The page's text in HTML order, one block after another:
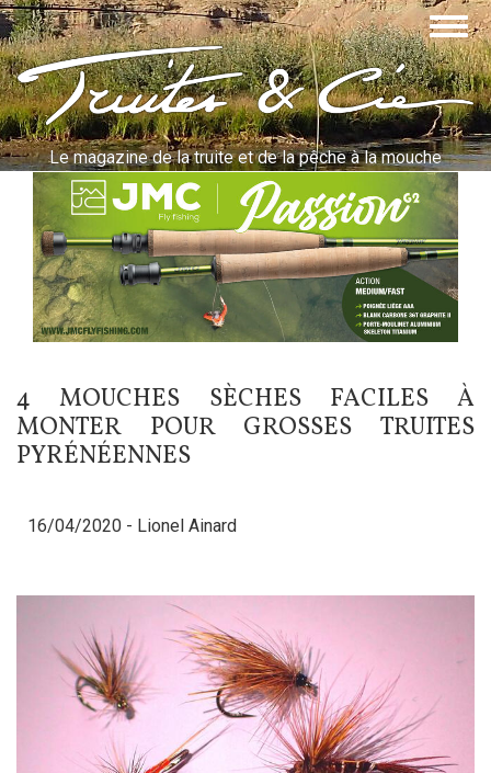
Aller
au
contenu
principalTruites & Cie
Le magazine de la truite et de la pêche à la mouche
4 MOUCHES SÈCHES FACILES À
MONTER POUR GROSSES TRUITES
PYRÉNÉENNES
16/04/2020 - Lionel Ainard